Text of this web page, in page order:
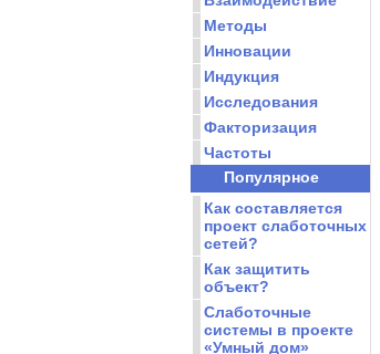
Методы
Инновации
Индукция
Исследования
Факторизация
Частоты
Популярное
Как составляется
проект слаботочных
сетей?
Как защитить
объект?
Слаботочные
системы в проекте
«Умный дом»